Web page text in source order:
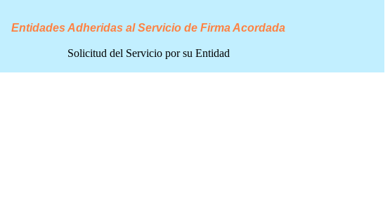
Entidades Adheridas al Servicio de Firma Acordada
Solicitud del Servicio por su Entidad